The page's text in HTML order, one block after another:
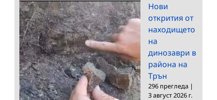
Нови
открития от
находището
на
динозаври в
района на
Трън
296 прегледа |
3 август 2026 г.